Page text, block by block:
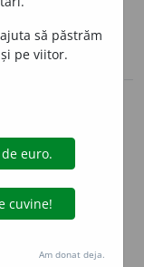
declinări
de
.
să păstrăm
pe viitor.
Am donat deja.